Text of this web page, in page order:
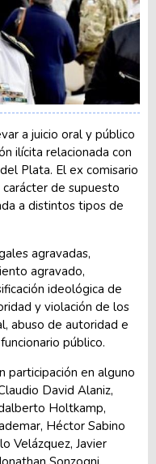
a juicio oral y público
ilícita relacionada con
Plata. El ex comisario
de supuesto
a distintos tipos de
agravadas,
agravado,
ideológica de
y violación de los
abuso de autoridad e
público.
participación en alguno
David Alaniz,
Holtkamp,
Héctor Sabino
Velázquez, Javier